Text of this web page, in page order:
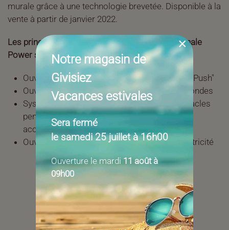
murale grâce à une technologie brevetée. Disponible à la
vente à partir de janvier 2022.
Les principales caractéristiques du système Tonale
Power sont :
Ouverture et fermeture automatisées "Single Push"
Ouverture et fermeture en seulement 15 secondes
Système de sécurité pour la détection d'obstacles
pendant l'ouverture et la fermeture par signal
acoustique.
Ouverture manuelle en cas de manque d'électricité
×
Notre magasin de
Givisiez
Vacances estivales
Sera fermé
le samedi 25 juillet à 16h00
Ouverture le mardi 11 août à
09h00